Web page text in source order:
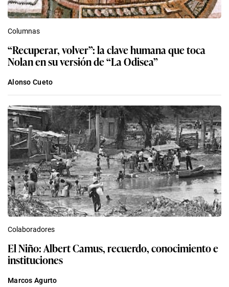
Columnas
“Recuperar, volver”: la clave humana que toca
Nolan en su versión de “La Odisea”
Alonso Cueto
Colaboradores
El Niño: Albert Camus, recuerdo, conocimiento e
instituciones
Marcos Agurto